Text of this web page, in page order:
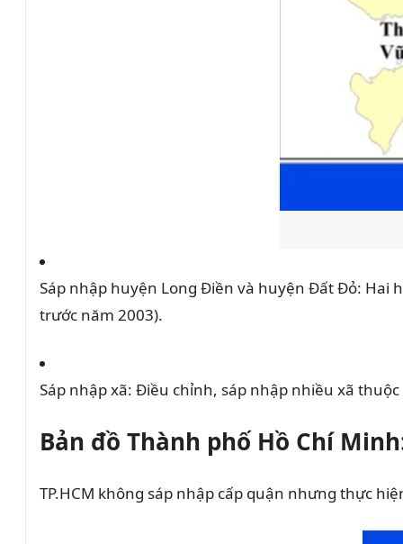
Sáp nhập huyện Long Điền và huyện Đất Đỏ: Hai
trước năm 2003).
Sáp nhập xã: Điều chỉnh, sáp nhập nhiều xã
Bản đồ Thành phố Hồ Chí
TP.HCM không sáp nhập cấp quận nhưng thực